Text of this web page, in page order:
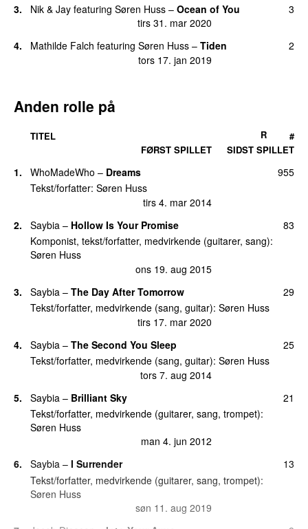
13.
Postkort
tirs 26. nov 2019
2
13.
Som mejslet i massiv granit
fre 20. aug 2021
2
Langt ude, langt oppe, langt nede og langt,
tors 28. nov 2024
Opvasken
tirs 27. maj 2025
21.
Stoledans
man 24. mar 2025
1
3. Nik & Jay featuring Søren Huss – Ocean of You
tirs 31. mar 2020
3
4. Mathilde Falch featuring Søren Huss – Tiden
tors 17. jan 2019
2
Anden rolle på
TITEL
FØRST SPILLET
SIDST SPILLET
R #
1. WhoMadeWho – Dreams
tirs 4. mar 2014
955
Tekst/forfatter: Søren Huss
2. Saybia – Hollow Is Your Promise
ons 19. aug 2015
83
Komponist, tekst/forfatter, medvirkende (guitarer, sang):
Søren Huss
3. Saybia – The Day After Tomorrow
tirs 17. mar 2020
29
Tekst/forfatter, medvirkende (sang, guitar): Søren Huss
4. Saybia – The Second You Sleep
tors 7. aug 2014
25
Tekst/forfatter, medvirkende (sang, guitar): Søren Huss
5. Saybia – Brilliant Sky
man 4. jun 2012
21
Tekst/forfatter, medvirkende (guitarer, sang, trompet):
Søren Huss
6. Saybia – I Surrender
søn 11. aug 2019
13
Tekst/forfatter, medvirkende (guitarer, sang, trompet):
Søren Huss